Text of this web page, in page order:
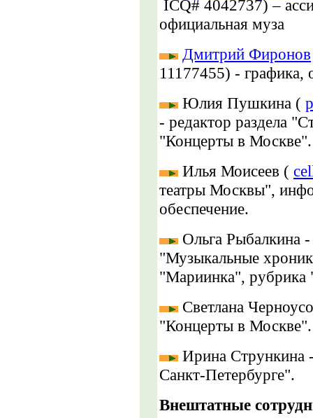
ICQ# 4042737) –
официальная муза
Дмитрий Фиронов
11177455) - графика,
Юлия Пушкина (
- редактор раздела
"Концерты в Москве".
Илья Моисеев (
театры Москвы",
обеспечение.
Ольга Рыбалкина
"Музыкальные
"Мариинка", рубрика
Светлана
"Концерты в Москве".
Ирина Стрункина
Санкт-Петербурге".
Внештатные